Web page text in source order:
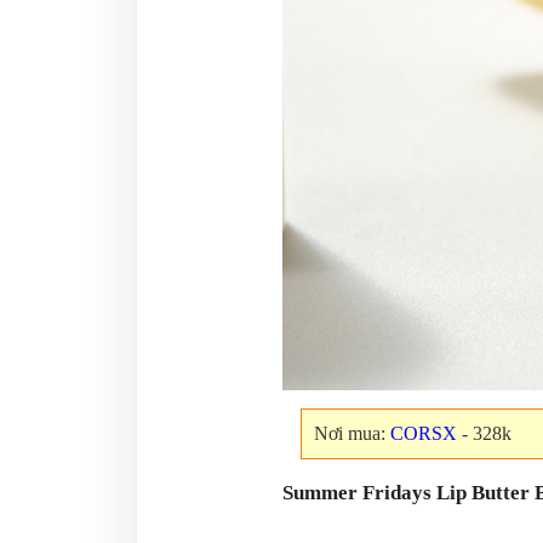
Nơi mua: CORSX - 328k
Summer Fridays Lip Butter